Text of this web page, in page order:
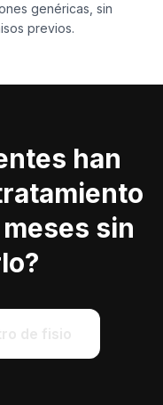
genéricas, sin
previos.
han
sin